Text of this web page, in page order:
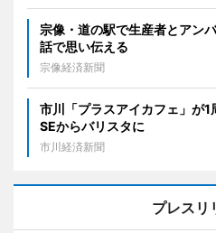
宗像・道の駅で生産者とアン
話で思い伝える
宗像経済新聞
市川「プラスアイカフェ」が
SEからバリスタに
市川経済新聞
プレスリ